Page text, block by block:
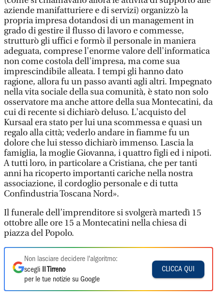
aziende manifatturiere e di servizi) organizzò la
propria impresa dotandosi di un management in
grado di gestire il flusso di lavoro e commesse,
strutturò gli uffici e formò il personale in maniera
adeguata, comprese l'enorme valore dell'informatica
non come costola dell'impresa, ma come sua
imprescindibile alleata. I tempi gli hanno dato
ragione, allora fu un passo avanti agli altri. Impegnato
nella vita sociale della sua comunità, è stato non solo
osservatore ma anche attore della sua Montecatini, da
cui di recente si dichiarò deluso. L'acquisto del
Kursaal era stato per lui una scommessa e quasi un
regalo alla città; vederlo andare in fiamme fu un
dolore che lui stesso dichiarò immenso. Lascia la
famiglia, la moglie Giovanna, i quattro figli ed i nipoti.
A tutti loro, in particolare a Cristiana, che per tanti
anni ha ricoperto importanti cariche nella nostra
associazione, il cordoglio personale e di tutta
Confindustria Toscana Nord».
Il funerale dell’imprenditore si svolgerà martedì 15
ottobre alle ore 15 a Montecatini nella chiesa di
piazza del Popolo.
Non lasciare decidere l'algoritmo:
scegli
Il Tirreno
per le tue notizie su Google
CLICCA QUI